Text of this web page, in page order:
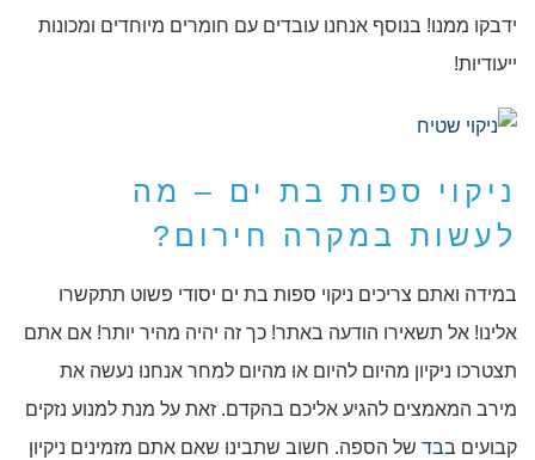
ידבקו ממנו! בנוסף אנחנו עובדים עם חומרים מיוחדים ומכונות
ייעודיות!
ניקוי ספות בת ים – מה
לעשות במקרה חירום?
במידה ואתם צריכים ניקוי ספות בת ים יסודי פשוט תתקשרו
אלינו! אל תשאירו הודעה באתר! כך זה יהיה מהיר יותר! אם אתם
תצטרכו ניקיון מהיום להיום או מהיום למחר אנחנו נעשה את
מירב המאמצים להגיע אליכם בהקדם. זאת על מנת למנוע נזקים
קבועים בבד של הספה. חשוב שתבינו שאם אתם מזמינים ניקיון